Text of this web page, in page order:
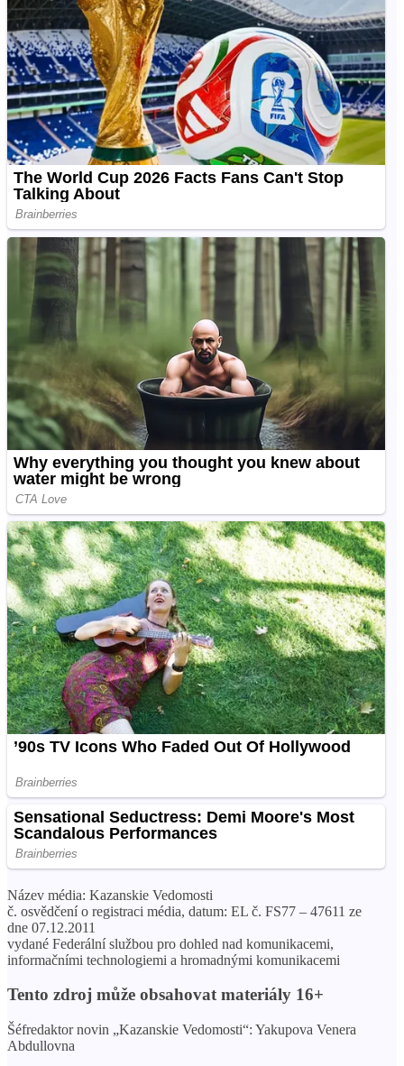
Název média: Kazanskie Vedomosti
č. osvědčení o registraci média, datum: EL č. FS77 – 47611 ze
dne 07.12.2011
vydané Federální službou pro dohled nad komunikacemi,
informačními technologiemi a hromadnými komunikacemi
Tento zdroj může obsahovat materiály 16+
Šéfredaktor novin „Kazanskie Vedomosti“: Yakupova Venera
Abdullovna